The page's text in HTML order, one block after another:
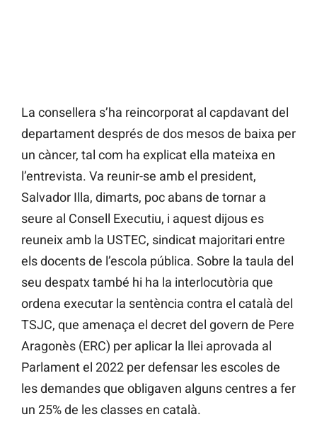
La consellera s’ha reincorporat al capdavant del
departament després de dos mesos de baixa per
un càncer, tal com ha explicat ella mateixa en
l’entrevista. Va reunir-se amb el president,
Salvador Illa, dimarts, poc abans de tornar a
seure al Consell Executiu, i aquest dijous es
reuneix amb la USTEC, sindicat majoritari entre
els docents de l’escola pública. Sobre la taula del
seu despatx també hi ha la interlocutòria que
ordena executar la sentència contra el català del
TSJC, que amenaça el decret del govern de Pere
Aragonès (ERC) per aplicar la llei aprovada al
Parlament el 2022 per defensar les escoles de
les demandes que obligaven alguns centres a fer
un 25% de les classes en català.